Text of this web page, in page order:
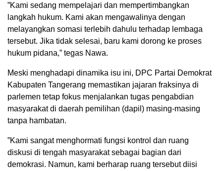
​”Kami sedang mempelajari dan mempertimbangkan
langkah hukum. Kami akan mengawalinya dengan
melayangkan somasi terlebih dahulu terhadap lembaga
tersebut. Jika tidak selesai, baru kami dorong ke proses
hukum pidana,” tegas Nawa.
​Meski menghadapi dinamika isu ini, DPC Partai Demokrat
Kabupaten Tangerang memastikan jajaran fraksinya di
parlemen tetap fokus menjalankan tugas pengabdian
masyarakat di daerah pemilihan (dapil) masing-masing
tanpa hambatan.
​”Kami sangat menghormati fungsi kontrol dan ruang
diskusi di tengah masyarakat sebagai bagian dari
demokrasi. Namun, kami berharap ruang tersebut diisi